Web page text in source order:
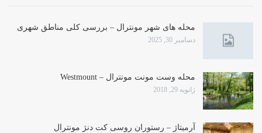
محله های شهر مونترال – بررسی کلی مناطق شهری
دسامبر 30, 2025
محله وست مونت مونترال – Westmount
ژانویه 29, 2018
آرمیتاژ – رستوران روسی کت دنژ مونترال